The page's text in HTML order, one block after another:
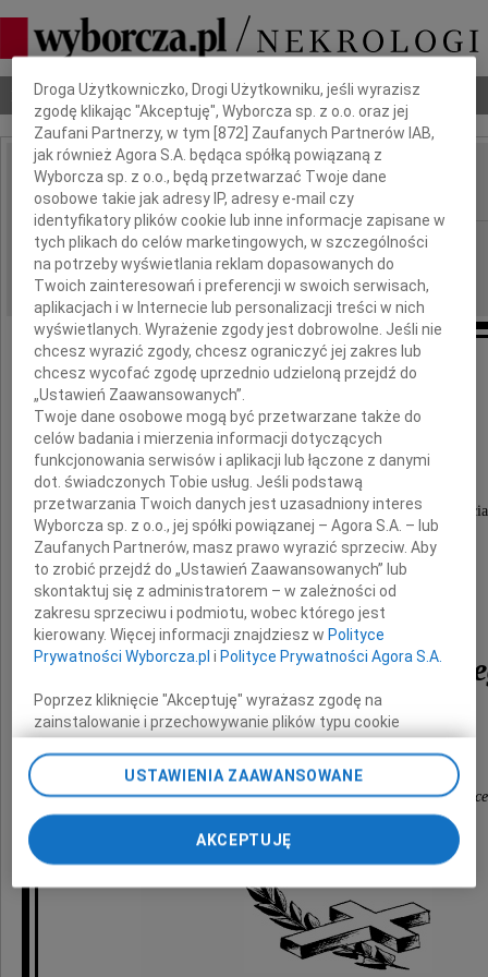
Nekrologi Odeszli Poradnik pogrzebowy
IMIĘ I NAZWISKO: Wojciech Kwiatkowski
REGION: Bydgoszcz
DATA EMISJI: 05.06.2019
Szanownej Pani Wicedyrektor
Magdalenie Kosiorek
wyrazy głębokiego współczucia i słowa wsparcia
z powodu śmierci
Taty
Wojciecha
składają
Dyrekcja i pracownicy LI Liceum
im. Tadeusza Kościuszki w Warszawie
Dbamy o Twoją prywatność
Droga Użytkowniczko, Drogi Użytkowniku, jeśli wyrazisz
zgodę klikając "Akceptuję", Wyborcza sp. z o.o. oraz jej
Zaufani Partnerzy, w tym [872 ] Zaufanych Partnerów IAB,
jak również Agora S.A. będąca spółką powiązaną z
Wyborcza sp. z o.o., będą przetwarzać Twoje dane
osobowe takie jak adresy IP, adresy e-mail czy
identyfikatory plików cookie lub inne informacje zapisane w
tych plikach do celów marketingowych, w szczególności
na potrzeby wyświetlania reklam dopasowanych do
Twoich zainteresowań i preferencji w swoich serwisach,
aplikacjach i w Internecie lub personalizacji treści w nich
wyświetlanych. Wyrażenie zgody jest dobrowolne. Jeśli nie
chcesz wyrazić zgody, chcesz ograniczyć jej zakres lub
chcesz wycofać zgodę uprzednio udzieloną przejdź do
„Ustawień Zaawansowanych”.
Twoje dane osobowe mogą być przetwarzane także do
celów badania i mierzenia informacji dotyczących
funkcjonowania serwisów i aplikacji lub łączone z danymi
dot. świadczonych Tobie usług. Jeśli podstawą
przetwarzania Twoich danych jest uzasadniony interes
Wyborcza sp. z o.o., jej spółki powiązanej – Agora S.A. – lub
Zaufanych Partnerów, masz prawo wyrazić sprzeciw. Aby
to zrobić przejdź do „Ustawień Zaawansowanych” lub
skontaktuj się z administratorem – w zależności od
zakresu sprzeciwu i podmiotu, wobec którego jest
kierowany. Więcej informacji znajdziesz w Polityce
Prywatności Wyborcza.pl i Polityce Prywatności Agora S.A.
Poprzez kliknięcie "Akceptuję" wyrażasz zgodę na
zainstalowanie i przechowywanie plików typu cookie
na Twoim urządzeniu końcowym. Możesz też w każdej
chwili zmienić swoje preferencje dot. plików cookie,
preferencjami dot. przetwarzania danych poprzez
odnośnik „Ustawienia prywatności” w stopce serwisu i
Zmiana ustawień plików cookie możliwa jest także za
My, nasi Zaufani Partnerzy i Agora S.A. możemy
USTAWIENIA ZAAWANSOWANE
AKCEPTUJĘ